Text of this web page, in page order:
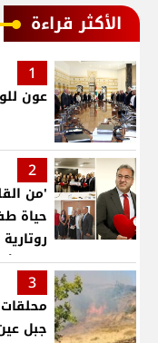
الأكثر قراءة
1
عون
2
'من
حياة
قلب
3
جبل